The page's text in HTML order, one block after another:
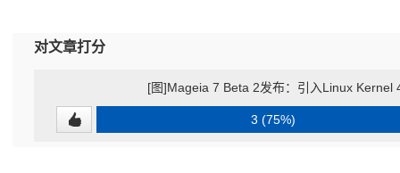
对文章打分
[图]Mageia 7 Beta 2发布：引入Linux Kernel
3 (75%)